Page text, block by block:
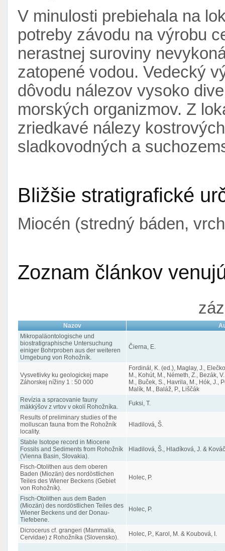
V minulosti prebiehala na
potreby závodu na výrobu
nerastnej suroviny
zatopené vodou. Vedecký
dôvodu nálezov vysoko
morských organizmov. Z
zriedkavé nálezy
sladkovodných a
Bližšie stratigrafické
Miocén (stredný báden,
Zoznam článkov
Nazov
Mikropaläontologische und
biostratigraphische Untersuchung
einiger Bohrproben aus der weiteren
Umgebung von Rohožník.
Čierna, E.
Vysvetlivky ku geologickej mape
Záhorskej nížiny 1 : 50 000
Fordinál, K. (ed.), Maglay, J.,
M., Kohút, M., Németh, Z., Bezák,
M., Buček, S., Havrila, M., Hók, J.,
Malík, M., Baláž, P., Liščák
Revízia a spracovanie fauny
mäkkýšov z vrtov v okolí Rohožníka.
Fuksi, T.
Results of preliminary studies of the
molluscan fauna from the Rohožník
locality.
Hladilová, Š.
Stable Isotope record in Miocene
Fossils and Sediments from Rohožník
(Vienna Basin, Slovakia).
Hladilová, Š., Hladíková, J. &
Fisch-Otolithen aus dem oberen
Baden (Miozän) des nordöstlichen
Teiles des Wiener Beckens (Gebiet
von Rohožník).
Holec, P.
Fisch-Otolithen aus dem Baden
(Miozän) des nordöstlichen Teiles des
Wiener Beckens und der Donau-
Tiefebene.
Holec, P.
Dicrocerus cf. grangeri (Mammalia,
Cervidae) z Rohožníka (Slovensko).
Holec, P., Karol, M. & Koubová, I.